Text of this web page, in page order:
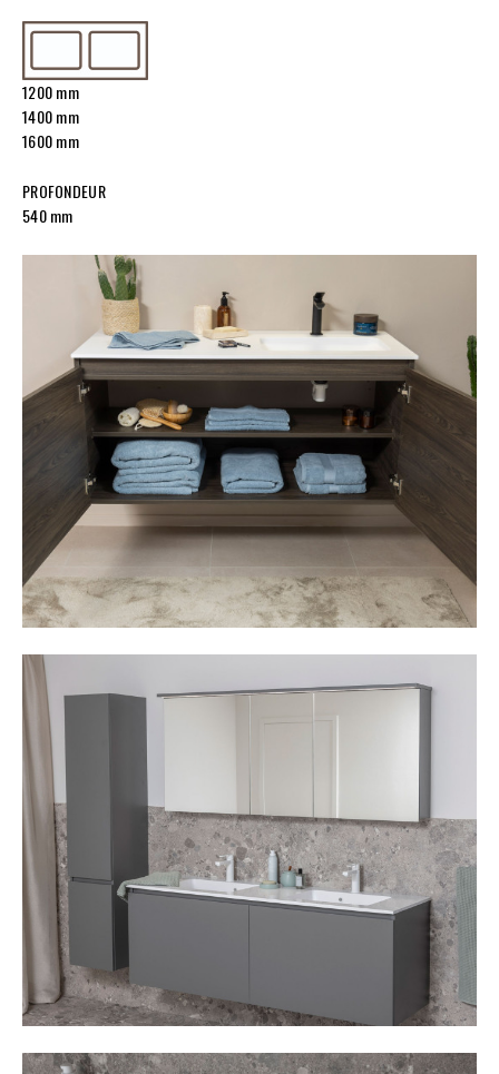
1200 mm
1400 mm
1600 mm
PROFONDEUR
540 mm